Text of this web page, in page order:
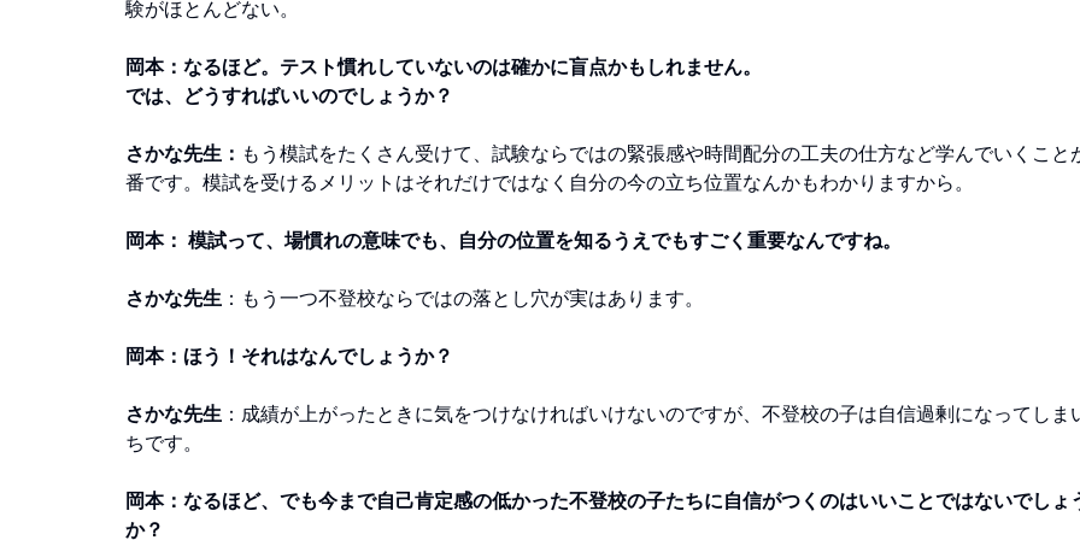
験がほとんどない。
岡本：なるほど。テスト慣れしていないのは確かに盲点かもしれません。
では、どうすればいいのでしょうか？
さかな先生： もう模試をたくさん受けて、試験ならではの緊張感や時間配分の工夫の仕方など学んでいくこと
番です。模試を受けるメリットはそれだけではなく自分の今の立ち位置なんかもわかりますから。
岡本： 模試って、場慣れの意味でも、自分の位置を知るうえでもすごく重要なんですね。
さかな先生 ：もう一つ不登校ならではの落とし穴が実はあります。
岡本：ほう！それはなんでしょうか？
さかな先生 ：成績が上がったときに気をつけなければいけないのですが、不登校の子は自信過剰になってしま
ちです。
岡本：なるほど、でも今まで自己肯定感の低かった不登校の子たちに自信がつくのはいいことではないでしょ
か？